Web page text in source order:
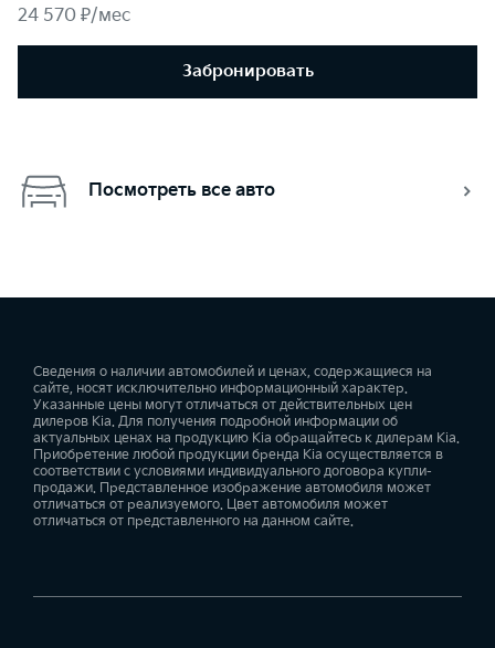
24 570 ₽/мес
Забронировать
Посмотреть все авто
Сведения о наличии автомобилей и ценах, содержащиеся на
сайте, носят исключительно информационный характер.
Указанные цены могут отличаться от действительных цен
дилеров Kia. Для получения подробной информации об
актуальных ценах на продукцию Kia обращайтесь к дилерам Kia.
Приобретение любой продукции бренда Kia осуществляется в
соответствии с условиями индивидуального договора купли-
продажи. Представленное изображение автомобиля может
отличаться от реализуемого. Цвет автомобиля может
отличаться от представленного на данном сайте.